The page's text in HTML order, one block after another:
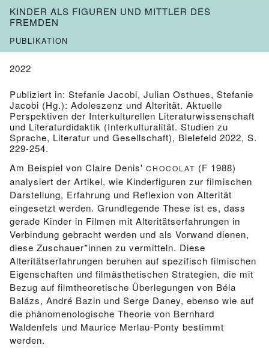
KINDER ALS FIGUREN UND MITTLER DES
FREMDEN
PUBLIKATION
2022
Publiziert in: Stefanie Jacobi, Julian Osthues, Stefanie
Jacobi (Hg.): Adoleszenz und Alterität. Aktuelle
Perspektiven der Interkulturellen Literaturwissenschaft
und Literaturdidaktik (Interkulturalität. Studien zu
Sprache, Literatur und Gesellschaft), Bielefeld 2022, S.
229-254.
Am Beispiel von Claire Denis' CHOCOLAT (F 1988)
analysiert der Artikel, wie Kinderfiguren zur filmischen
Darstellung, Erfahrung und Reflexion von Alterität
eingesetzt werden. Grundlegende These ist es, dass
gerade Kinder in Filmen mit Alteritätserfahrungen in
Verbindung gebracht werden und als Vorwand dienen,
diese Zuschauer*innen zu vermitteln. Diese
Alteritätserfahrungen beruhen auf spezifisch filmischen
Eigenschaften und filmästhetischen Strategien, die mit
Bezug auf filmtheoretische Überlegungen von Béla
Balázs, André Bazin und Serge Daney, ebenso wie auf
die phänomenologische Theorie von Bernhard
Waldenfels und Maurice Merlau-Ponty bestimmt
werden.